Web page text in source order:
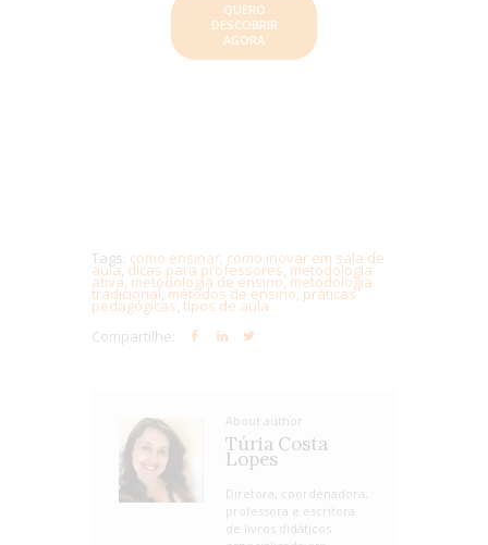
QUERO
DESCOBRIR
AGORA
Tags: como ensinar, como inovar em sala de
aula,dicas para professores,metodologia
ativa,metodologia de ensino, metodologia
tradicional,métodos de ensino,práticas
pedagógicas,tipos de aula
Compartilhe:
About author
Túria Costa
Lopes
Diretora, coordenadora,
professora e escritora
de livros didáticos